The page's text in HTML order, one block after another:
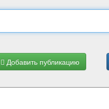
Добавить публикацию